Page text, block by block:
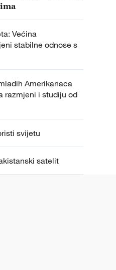
Većina
stabilne odnose s
Amerikanaca
razmjeni i studiju od
svijetu
satelit